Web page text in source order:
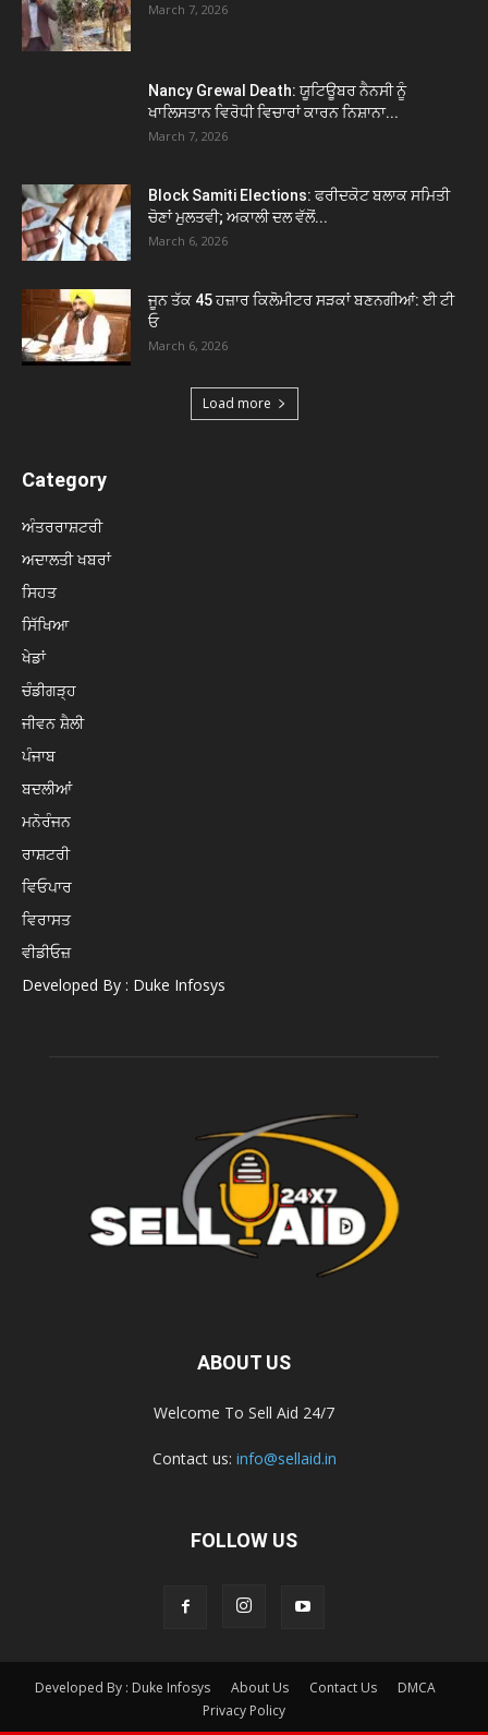
March 7, 2026
Nancy Grewal Death: ਯੂਟਿਊਬਰ ਨੈਨਸੀ ਨੂੰ
ਖਾਲਿਸਤਾਨ ਵਿਰੋਧੀ ਵਿਚਾਰਾਂ ਕਾਰਨ ਨਿਸ਼ਾਨਾ...
March 7, 2026
Block Samiti Elections: ਫਰੀਦਕੋਟ ਬਲਾਕ ਸਮਿਤੀ
ਚੋਣਾਂ ਮੁਲਤਵੀ; ਅਕਾਲੀ ਦਲ ਵੱਲੋਂ...
March 6, 2026
ਜੂਨ ਤੱਕ 45 ਹਜ਼ਾਰ ਕਿਲੋਮੀਟਰ ਸੜਕਾਂ ਬਣਨਗੀਆਂ: ਈ ਟੀ
ਓ
March 6, 2026
Load more
Category
ਅੰਤਰਰਾਸ਼ਟਰੀ
ਅਦਾਲਤੀ ਖਬਰਾਂ
ਸਿਹਤ
ਸਿੱਖਿਆ
ਖੇਡਾਂ
ਚੰਡੀਗੜ੍ਹ
ਜੀਵਨ ਸ਼ੈਲੀ
ਪੰਜਾਬ
ਬਦਲੀਆਂ
ਮਨੋਰੰਜਨ
ਰਾਸ਼ਟਰੀ
ਵਿਓਪਾਰ
ਵਿਰਾਸਤ
ਵੀਡੀਓਜ਼
Developed By : Duke Infosys
ABOUT US
Welcome To Sell Aid 24/7
Contact us: info@sellaid.in
FOLLOW US
Developed By : Duke Infosys About Us Contact Us
DMCA
Privacy Policy